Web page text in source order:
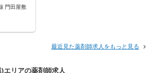
門田屋敷
最近見た薬剤師求人をもっと見る
エリアの薬剤師求人